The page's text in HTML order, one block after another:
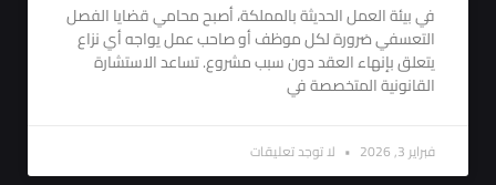
في بيئة العمل الحديثة بالمملكة، أصبح محامي قضايا الفصل
التعسفي ضرورة لكل موظف أو صاحب عمل يواجه أي نزاع
يتعلق بإنهاء العقد دون سبب مشروع. تساعد الاستشارة
القانونية المتخصصة في
فبراير 3, 2026 لا توجد تعليقات